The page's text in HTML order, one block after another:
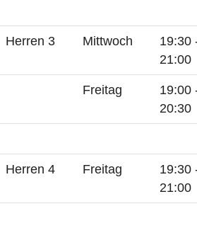
Herren 3 Mittwoch
19:30
21:00
Freitag
19:00
20:30
Herren 4 Freitag
19:30
21:00